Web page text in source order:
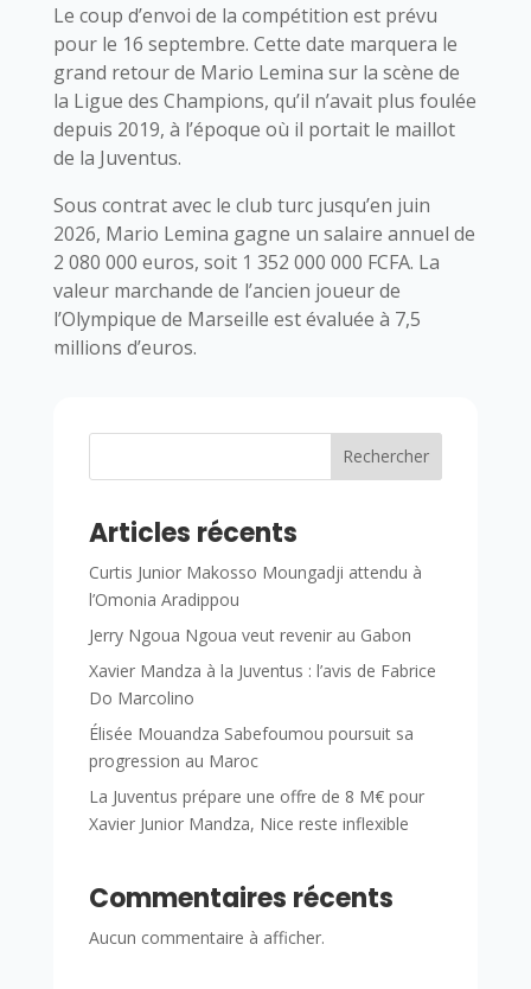
Le coup d’envoi de la compétition est prévu
pour le 16 septembre. Cette date marquera le
grand retour de Mario Lemina sur la scène de
la Ligue des Champions, qu’il n’avait plus foulée
depuis 2019, à l’époque où il portait le maillot
de la Juventus.
Sous contrat avec le club turc jusqu’en juin
2026, Mario Lemina gagne un salaire annuel de
2 080 000 euros, soit 1 352 000 000 FCFA. La
valeur marchande de l’ancien joueur de
l’Olympique de Marseille est évaluée à 7,5
millions d’euros.
Rechercher
Articles récents
Curtis Junior Makosso Moungadji attendu à
l’Omonia Aradippou
Jerry Ngoua Ngoua veut revenir au Gabon
Xavier Mandza à la Juventus : l’avis de Fabrice
Do Marcolino
Élisée Mouandza Sabefoumou poursuit sa
progression au Maroc
La Juventus prépare une offre de 8 M€ pour
Xavier Junior Mandza, Nice reste inflexible
Commentaires récents
Aucun commentaire à afficher.